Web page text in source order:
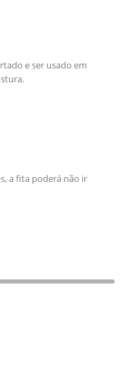
e ser usado em
a fita poderá não ir